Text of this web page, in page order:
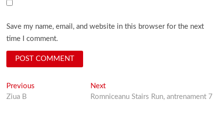
Save my name, email, and website in this browser for the next
time I comment.
Post
navigation
Previous
Ziua B
NextNext
post:
Romniceanu Stairs Run, antrenament 7